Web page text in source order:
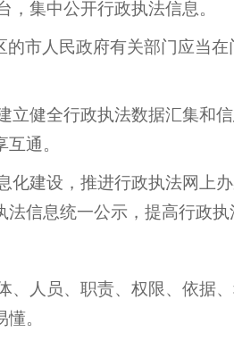
集中公开行政执法信息。
市人民政府有关部门应当
立健全行政执法数据汇集和
通。
化建设，推进行政执法网上
信息统一公示，提高行政执
、人员、职责、权限、依据
。